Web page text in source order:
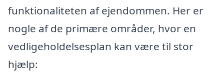
funktionaliteten af ejendommen. Her er
nogle af de primære områder, hvor en
vedligeholdelsesplan kan være til stor
hjælp: